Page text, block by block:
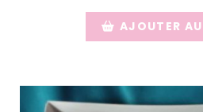
AJOUTER